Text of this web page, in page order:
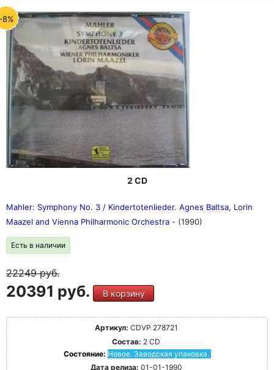
8%
2 CD
Mahler: Symphony No. 3 / Kindertotenlieder. Agnes Baltsa, Lorin
Maazel and Vienna Philharmonic Orchestra - (1990)
Есть в наличии
22249руб.
20391 руб. В корзину
Артикул: CDVP 278721
Состав: 2 CD
Состояние: Новое. Заводская упаковка.
Дата релиза: 01-01-1990